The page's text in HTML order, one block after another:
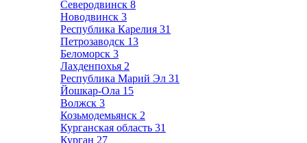
Северодвинск 8
Новодвинск 3
Республика Карелия 31
Петрозаводск 13
Беломорск 3
Лахденпохья 2
Республика Марий Эл 31
Йошкар-Ола 15
Волжск 3
Козьмодемьянск 2
Курганская область 31
Курган 27